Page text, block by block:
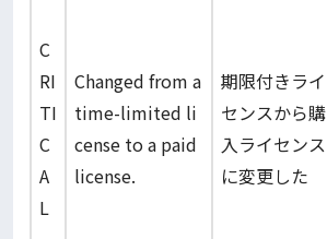
C
RI
TI
C
A
L
Changed from a
time-limited li
cense to a paid
license.
期限付きライ
センスから購
入ライセンス
に変更した